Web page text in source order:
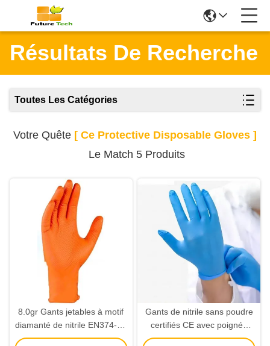
Résultats De Recherche
Toutes Les Catégories
Votre Quête [ Ce Protective Disposable Gloves ]
Le Match 5 Produits
8.0gr Gants jetables à motif
diamanté de nitrile EN374-3 /
EN374-4 Gants de sécurité
Gants de nitrile sans poudre
certifiés CE avec poignée
texturée pour le travail de